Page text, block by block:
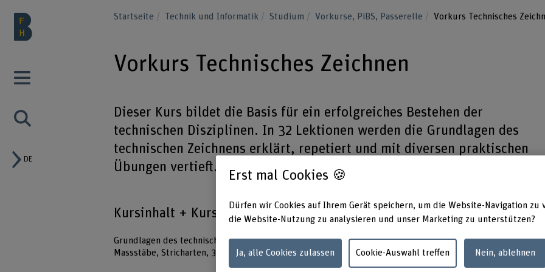
DE
Startseite Technik und Informatik Studium Vorkurse, PiBS, Passerelle Vorkurs Technisches
Vorkurs Technisches Zeichnen
Dieser Kurs bildet die Basis für ein erfolgreiches Bestehen der
technischen Disziplinen. In 32 Lektionen werden die Grundlagen des
technischen Zeichnens erklärt, repetiert und mit diversen praktischen
Übungen vertieft.
Kursinhalt + Kursdaten
Grundlagen des technischen Zeichnens erlernen, wie Zeichnungs-Formate, Zeichnungs-
Massstäbe, Stricharten, 3D- Handskizzen, Ansichten, Schnitt-Technik, Vermassung, Toleranzen.
Erst mal Cookies 🍪
Dürfen wir Cookies auf Ihrem Gerät speichern, um die Website-Navigation zu
die Website-Nutzung zu analysieren und unser Marketing zu unterstützen?
Ja, alle Cookies zulassen Cookie-Auswahl treffen Nein, ablehnen